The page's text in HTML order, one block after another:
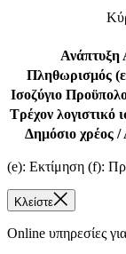
Πληθωρισμός
Ισοζύγιο
Τρέχον λογιστικό
Δημόσιο χρέος
(e): Εκτίμηση (f):
Κλείστε
Online υπηρεσίες